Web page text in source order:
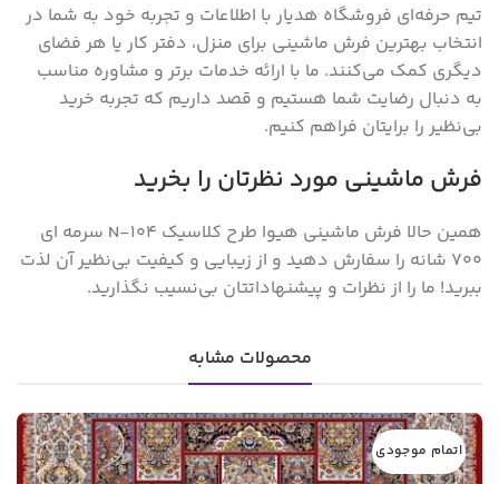
تیم حرفه‌ای فروشگاه هدیار با اطلاعات و تجربه خود به شما در
انتخاب بهترین فرش ماشینی برای منزل، دفتر کار یا هر فضای
دیگری کمک می‌کنند. ما با ارائه خدمات برتر و مشاوره مناسب
به دنبال رضایت شما هستیم و قصد داریم که تجربه خرید
بی‌نظیر را برایتان فراهم کنیم.
فرش ماشینی مورد نظرتان را بخرید
همین حالا فرش ماشینی هیوا طرح کلاسیک N-104 سرمه ای
۷۰۰ شانه را سفارش دهید و از زیبایی و کیفیت بی‌نظیر آن لذت
ببرید! ما را از نظرات و پیشنهاداتتان بی‌نسیب نگذارید.
محصولات مشابه
اتمام موجودی